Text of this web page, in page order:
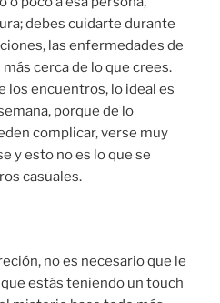
debes cuidarte durante
las enfermedades de
cerca de lo que crees.
los encuentros, lo ideal es
porque de lo
complicar, verse muy
y esto no es lo que se
casuales.
no es necesario que le
estás teniendo un touch